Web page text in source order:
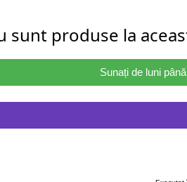
sunt produse la
Sunați de luni